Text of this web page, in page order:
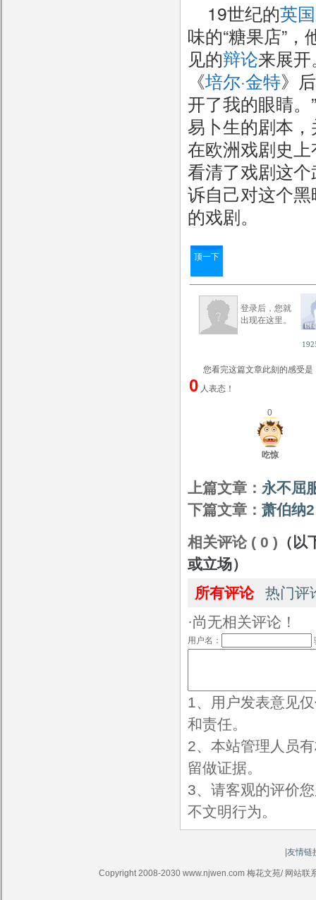
19世纪的英
味的“糖果店”
见的辩论来展
《培尔·金特》
开了我的眼睛
易卜生的剧本
在欧洲戏剧史
看清了戏剧这
诉自己对这个
的戏剧。
顶一下
登录后，您就
出现在这里。
您看完这篇文章此刻的感受是
0 人表态！
0
吃惊
上篇文章： 永不屈
下篇文章： 萧伯纳2
相关评论 ( 0 ) （
或立场）
所有评论
热门评
·尚无相关评论！
用户名：
1、用户发表意见
和责任。
2、本站管理人员
留做证据。
3、请客观的评价
不文明行为。
|友情链
Copyright 2008-2030 www.njwen.com 梅花文苑/ 网站